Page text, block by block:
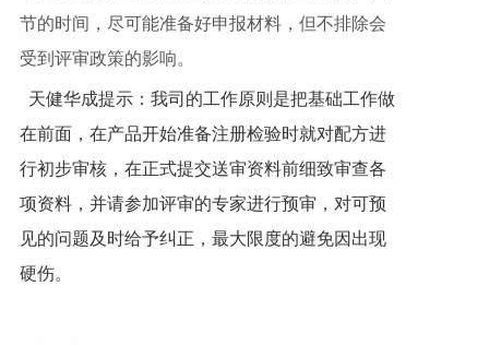
节的时间，尽可能准备好申报材料，但不排除会
受到评审政策的影响。
天健华成提示：我司的工作原则是把基础工作做
在前面，在产品开始准备注册检验时就对配方进
行初步审核，在正式提交送审资料前细致审查各
项资料，并请参加评审的专家进行预审，对可预
见的问题及时给予纠正，最大限度的避免因出现
硬伤。